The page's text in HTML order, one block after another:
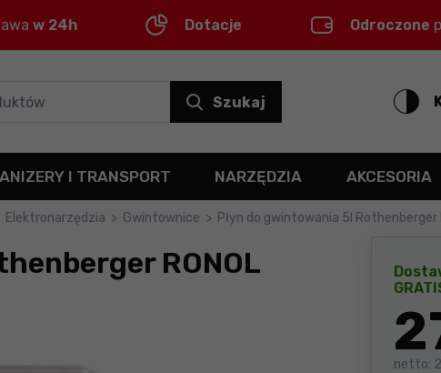
w 24h Dotacje Odroczone
Szukaj
I TRANSPORT NARZĘDZIA AKCESORIA
Elektronarzędzia > Gwintownice > Płyn do gwintowania 5l Rothenberger
RONOL
netto: